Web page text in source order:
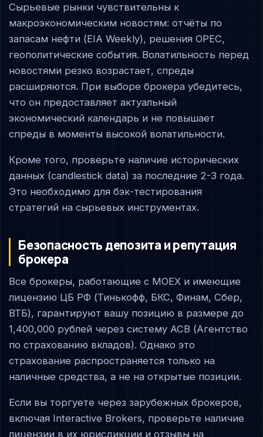
Сырьевые рынки чувствительны к
макроэкономическим новостям: отчёты по
запасам нефти (EIA Weekly), решения OPEC,
геополитические события. Волатильность перед
новостями резко возрастает, спреды
расширяются. При выборе брокера убедитесь,
что он предоставляет актуальный
экономический календарь и не повышает
спреды в моменты высокой волатильности.
Кроме того, проверьте наличие исторических
данных (candlestick data) за последние 2-3 года.
Это необходимо для бэк-тестирования
стратегий на сырьевых инструментах.
Безопасность депозита и репутация
брокера
Все брокеры, работающие с MOEX и имеющие
лицензию ЦБ РФ (Тинькофф, БКС, Финам, Сбер,
ВТБ), гарантируют вашу позицию в размере до
1,400,000 рублей через систему АСВ (Агентство
по страхованию вкладов). Однако это
страхование распространяется только на
наличные средства, а не на открытые позиции.
Если вы торгуете через зарубежных брокеров,
включая Interactive Brokers, проверьте наличие
лицензии в их юрисдикции и отзывы на